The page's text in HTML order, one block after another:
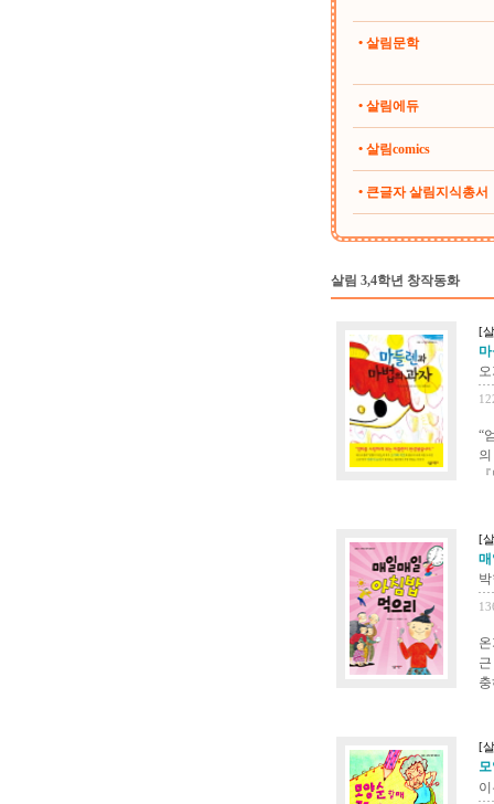
• 살림문학
• 살림에듀
• 살림comics
• 큰글자 살림지식총서
살림 3,4학년 창작동화
[
“
[
매
[
모